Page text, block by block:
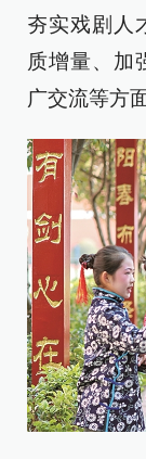
夯实戏剧人
质增量、加
广交流等方